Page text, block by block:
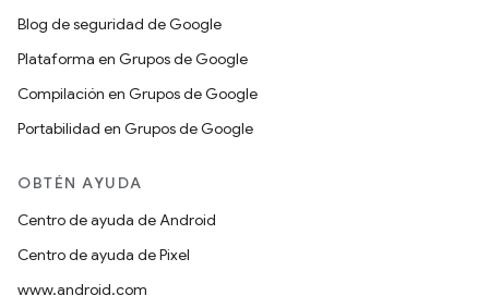
Blog de seguridad de Google
Plataforma en Grupos de Google
Compilación en Grupos de Google
Portabilidad en Grupos de Google
OBTÉN AYUDA
Centro de ayuda de Android
Centro de ayuda de Pixel
www.android.com